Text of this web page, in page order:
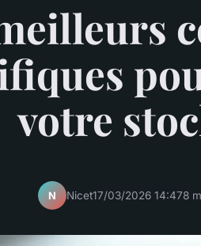
votre
N Nicet17/03/2026 14:478